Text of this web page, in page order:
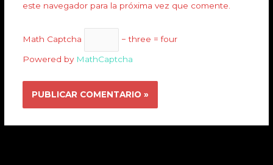
este navegador para la próxima vez que comente.
Math Captcha − three = four
Powered by MathCaptcha